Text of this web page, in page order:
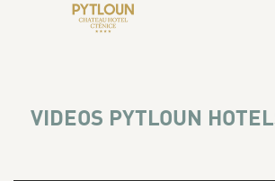
VIDEOS PYTLOUN